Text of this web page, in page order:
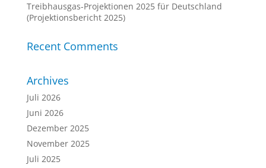
Treibhausgas-Projektionen 2025 für Deutschland
(Projektionsbericht 2025)
Recent Comments
Archives
Juli 2026
Juni 2026
Dezember 2025
November 2025
Juli 2025